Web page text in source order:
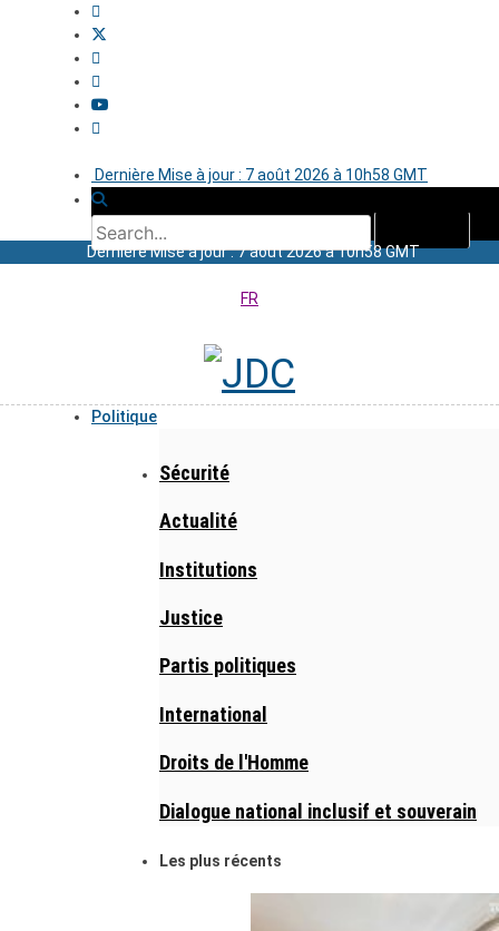
Dernière Mise à jour : 7 août 2026 à 10h58 GMT
Dernière Mise à jour : 7 août 2026 à 10h58 GMT
FR
Politique
Sécurité
Actualité
Institutions
Justice
Partis politiques
International
Droits de l'Homme
Dialogue national inclusif et souverain
Les plus récents